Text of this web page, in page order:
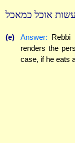
אוכל כמאכל
(e) Answer: Rebbi
renders the
case, if he eats